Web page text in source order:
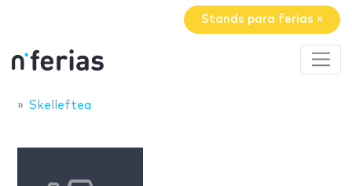
Stands para ferias »
Skelleftea